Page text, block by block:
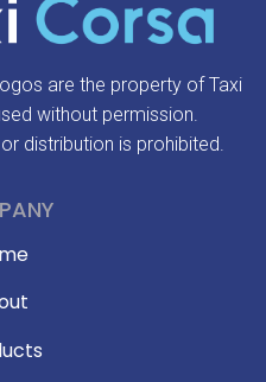
are the property of Taxi
without permission.
distribution is prohibited.